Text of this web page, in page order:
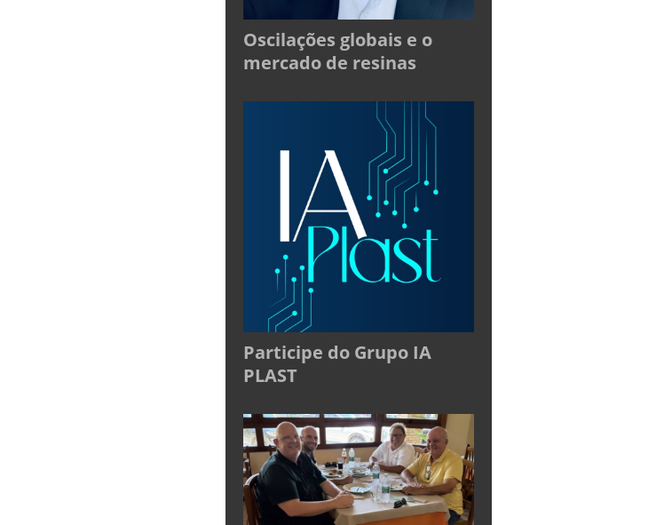
Oscilações globais e o
mercado de resinas
Participe do Grupo IA
PLAST